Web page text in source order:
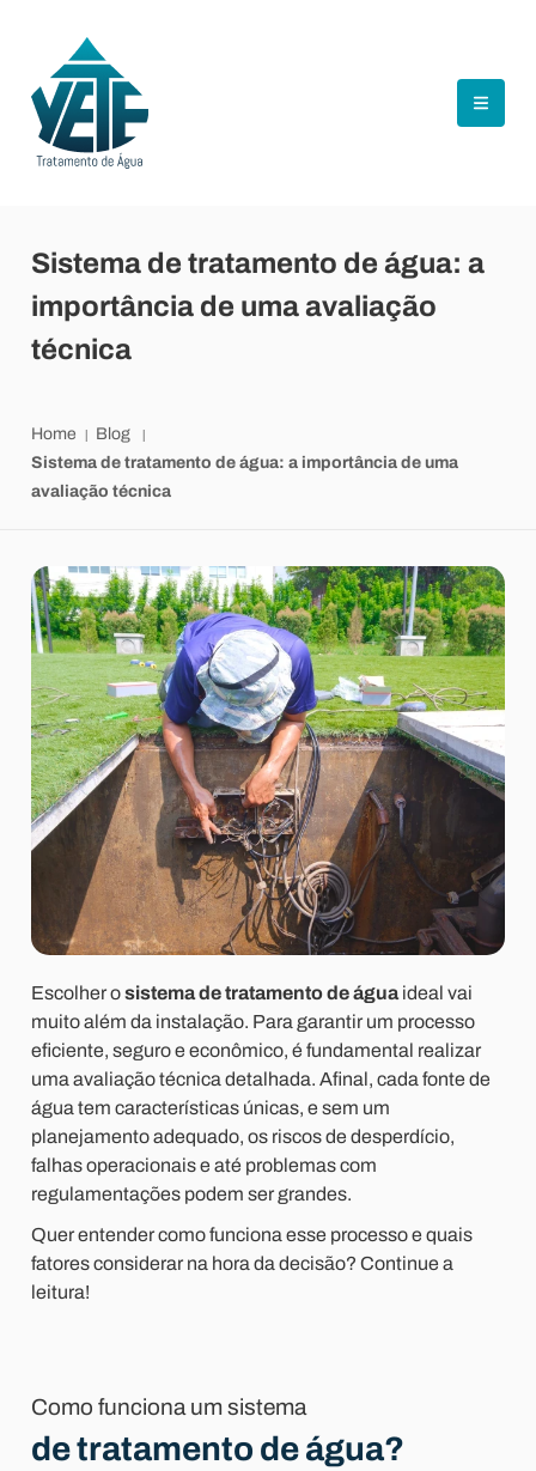
Sistema de tratamento de água: a
importância de uma avaliação
técnica
Home
Blog
Sistema de tratamento de água: a importância de uma
avaliação técnica
Escolher osistema de tratamento de água ideal vai
muito além da instalação. Para garantir um processo
eficiente, seguro e econômico, é fundamental realizar
uma avaliação técnica detalhada. Afinal, cada fonte de
água tem características únicas, e sem um
planejamento adequado, os riscos de desperdício,
falhas operacionais e até problemas com
regulamentações podem ser grandes.
Quer entender como funciona esse processo e quais
fatores considerar na hora da decisão? Continue a
leitura!
Como funciona um sistema
de tratamento de água?